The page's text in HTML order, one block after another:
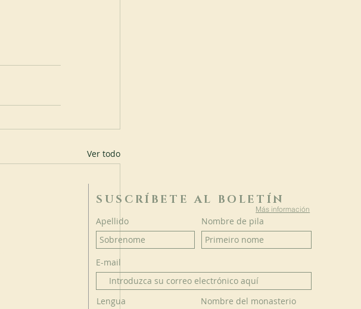
Ver todo
SUSCRÍBETE AL BOLETÍN
Más información
Apellido Nombre de pila
E-mail
Lengua Nombre del monasterio